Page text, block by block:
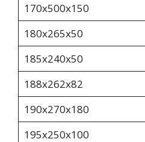
170х500х150
180х265х50
185х240х50
188х262х82
190х270х180
195х250х100